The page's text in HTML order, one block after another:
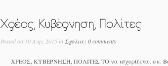
Posted on 10 Απρ, 2015 in Σχόλια| 0 comments
ΧΡΕΟΣ, ΚΥΒΕΡΝΗΣΗ, ΠΟΛΙΤΕΣ ΤΟ να ισχυρίζεται ο κ.